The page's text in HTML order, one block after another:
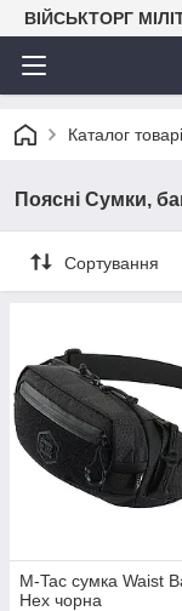
ВІЙСЬКТОРГ
Каталог
Поясні Сумки,
Сортування
M-Tac сумка Waist
Hex чорна